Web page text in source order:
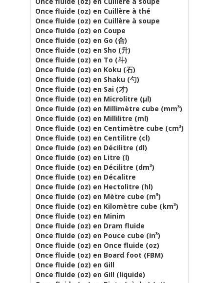
Once fluide (oz) en Cuillère à thé
Once fluide (oz) en Cuillère à soupe
Once fluide (oz) en Coupe
Once fluide (oz) en Go (合)
Once fluide (oz) en Sho (升)
Once fluide (oz) en To (斗)
Once fluide (oz) en Koku (石)
Once fluide (oz) en Shaku (勺)
Once fluide (oz) en Sai (才)
Once fluide (oz) en Microlitre (µl)
Once fluide (oz) en Millimètre cube (mm³)
Once fluide (oz) en Millilitre (ml)
Once fluide (oz) en Centimètre cube (cm³)
Once fluide (oz) en Centilitre (cl)
Once fluide (oz) en Décilitre (dl)
Once fluide (oz) en Litre (l)
Once fluide (oz) en Décilitre (dm³)
Once fluide (oz) en Décalitre
Once fluide (oz) en Hectolitre (hl)
Once fluide (oz) en Mètre cube (m³)
Once fluide (oz) en Kilomètre cube (km³)
Once fluide (oz) en Minim
Once fluide (oz) en Dram fluide
Once fluide (oz) en Pouce cube (in³)
Once fluide (oz) en Once fluide (oz)
Once fluide (oz) en Board foot (FBM)
Once fluide (oz) en Gill
Once fluide (oz) en Gill (liquide)